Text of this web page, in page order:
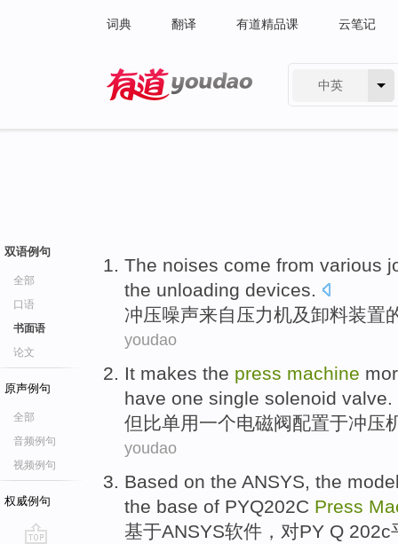
词典 翻译 有道精品课 云笔记
中英
双语例句
全部
口语
书面语
论文
原声例句
全部
音频例句
视频例句
权威例句
The noises come from various
the unloading devices.
冲压噪声来自 压力机及卸料装置
youdao
It makes the press machine
have one single solenoid valve.
但 比单用一个电磁阀配置于冲压
youdao
Based on the ANSYS , the
the base of PYQ202C Press
基于ANSYS软件，对PY Q 202c